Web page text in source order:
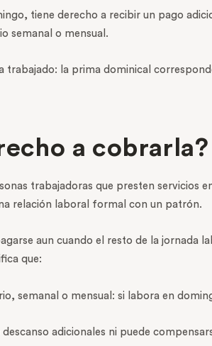
tiene derecho a recibir un pago
semanal o mensual.
trabajado: la prima dominical
a cobrarla?
trabajadoras que presten servicios
relación laboral formal con un patrón.
aun cuando el resto de la
que:
semanal o mensual: si labora en
adicionales ni puede